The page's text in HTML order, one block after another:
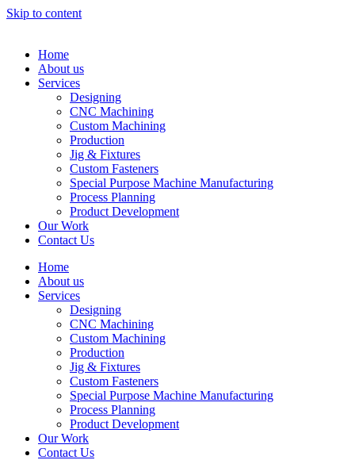
Skip to content
Home
About us
Services
Designing
CNC Machining
Custom Machining
Production
Jig & Fixtures
Custom Fasteners
Special Purpose Machine Manufacturing
Process Planning
Product Development
Our Work
Contact Us
Home
About us
Services
Designing
CNC Machining
Custom Machining
Production
Jig & Fixtures
Custom Fasteners
Special Purpose Machine Manufacturing
Process Planning
Product Development
Our Work
Contact Us